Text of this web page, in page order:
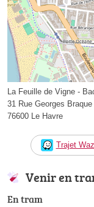
La Feuille de Vigne -
31 Rue Georges Braque
76600 Le Havre
Trajet
Venir en
En tram